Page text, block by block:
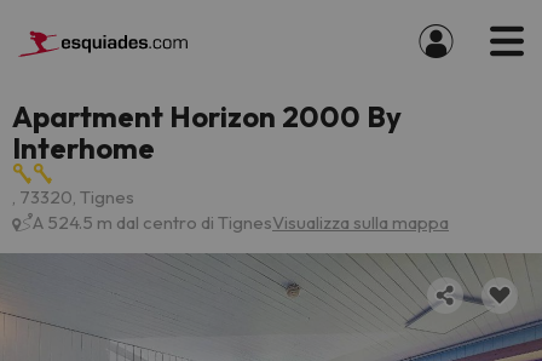
Apartment Horizon 2000 By
Interhome
, 73320, Tignes
A 524.5 m dal centro di TignesVisualizza sulla mappa